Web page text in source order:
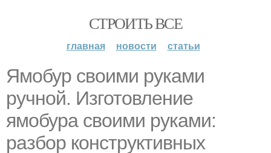
СТРОИТЬ ВСЕ
главная новости статьи
Ямобур своими руками
ручной. Изготовление
ямобура своими руками:
разбор конструктивных